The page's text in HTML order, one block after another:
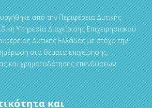
από την Περιφέρεια Δυτικής
Υπηρεσία Διαχείρισης Επιχειρησιακού
Δυτικής Ελλάδας με στόχο την
στα θέματα επιχείρησης,
και χρηματοδότησης επενδύσεων.
και